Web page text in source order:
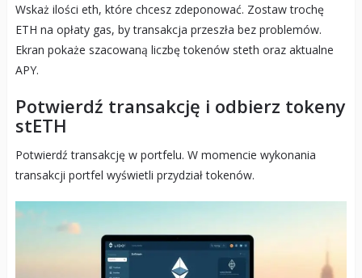
Wskaż ilości eth, które chcesz zdeponować. Zostaw trochę
ETH na opłaty gas, by transakcja przeszła bez problemów.
Ekran pokaże szacowaną liczbę tokenów steth oraz aktualne
APY.
Potwierdź transakcję i odbierz tokeny
stETH
Potwierdź transakcję w portfelu. W momencie wykonania
transakcji portfel wyświetli przydział tokenów.